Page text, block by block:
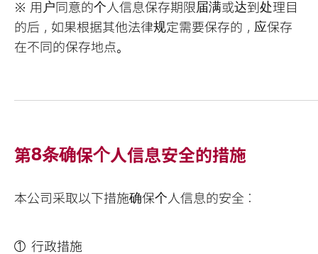
※ 用户同意的个人信息保存期限届满或达到处理目
的后，如果根据其他法律规定需要保存的，应保存
在不同的保存地点。
第8条确保个人信息安全的措施
本公司采取以下措施确保个人信息的安全：
行政措施